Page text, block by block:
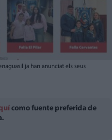
ja han anunciat els seus
como fuente preferida de